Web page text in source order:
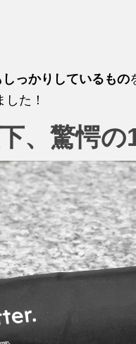
っかりしているもの
た！
、驚愕の